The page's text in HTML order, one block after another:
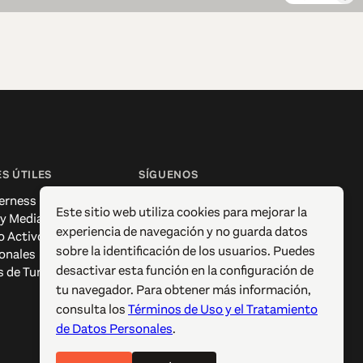
ÚTILES
Media
Activo
de Turismo
SÍGUENOS
Instagram
X / Twitter
Pinterest
YouTube
Este sitio web utiliza cookies para mejorar la
experiencia de navegación y no guarda datos
sobre la identificación de los usuarios. Puedes
desactivar esta función en la configuración de
tu navegador. Para obtener más información,
consulta losTérminos de Uso y el Tratamiento
de Datos Personales.